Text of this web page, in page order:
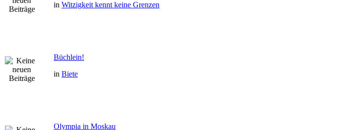
in Witzigkeit kennt keine Grenzen
Büchlein!
in Biete
Olympia in Moskau